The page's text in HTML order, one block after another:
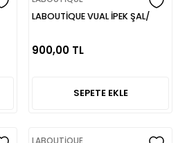
LABOUTİQUE VUAL İPEK ŞAL/
900,00 TL
SEPETE EKLE